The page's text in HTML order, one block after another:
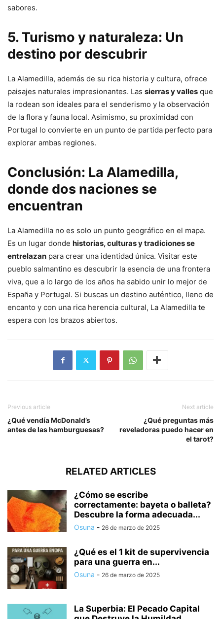
sabores.
5. Turismo y naturaleza: Un
destino por descubrir
La Alamedilla, además de su rica historia y cultura, ofrece
paisajes naturales impresionantes. Las sierras y valles que
la rodean son ideales para el senderismo y la observación
de la flora y fauna local. Asimismo, su proximidad con
Portugal lo convierte en un punto de partida perfecto para
explorar ambas regiones.
Conclusión: La Alamedilla,
donde dos naciones se
encuentran
La Alamedilla no es solo un punto geográfico en el mapa.
Es un lugar donde historias, culturas y tradiciones se
entrelazan para crear una identidad única. Visitar este
pueblo salmantino es descubrir la esencia de una frontera
viva, que a lo largo de los años ha sabido unir lo mejor de
España y Portugal. Si buscas un destino auténtico, lleno de
encanto y con una rica herencia cultural, La Alamedilla te
espera con los brazos abiertos.
Previous article
¿Qué vendía McDonald’s
antes de las hamburguesas?
Next article
¿Qué preguntas más
reveladoras puedo hacer en
el tarot?
RELATED ARTICLES
¿Cómo se escribe
correctamente: bayeta o balleta?
Descubre la forma adecuada...
Osuna - 26 de marzo de 2025
¿Qué es el 1 kit de supervivencia
para una guerra en...
Osuna - 26 de marzo de 2025
La Superbia: El Pecado Capital